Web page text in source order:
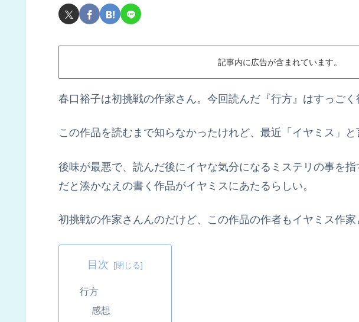
記事内に広告が含まれています。
春口裕子は初挑戦の作家さん。今回読んだ『行方』はすっごく
この作品を読むまで知らなかったけれど、最近「イヤミス」と
後味が最悪で、読んだ後にイヤな気分になるミステリの事を
だと湊かなえの書く作品がイヤミスにあたるらしい。
初挑戦の作家さんんのだけど、この作品の作者もイヤミス作家
目次
行方
感想